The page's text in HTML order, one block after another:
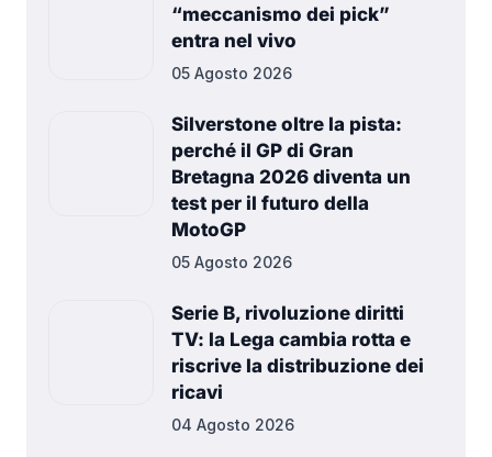
“meccanismo dei pick”
entra nel vivo
05 Agosto 2026
Silverstone oltre la pista:
perché il GP di Gran
Bretagna 2026 diventa un
test per il futuro della
MotoGP
05 Agosto 2026
Serie B, rivoluzione diritti
TV: la Lega cambia rotta e
riscrive la distribuzione dei
ricavi
04 Agosto 2026